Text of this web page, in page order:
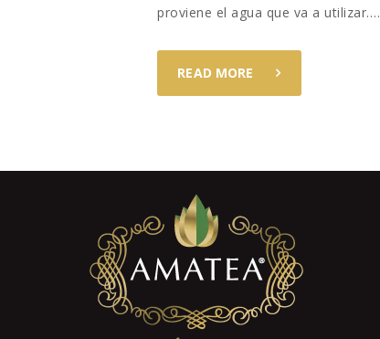
proviene el agua que va a utilizar.…
READ MORE